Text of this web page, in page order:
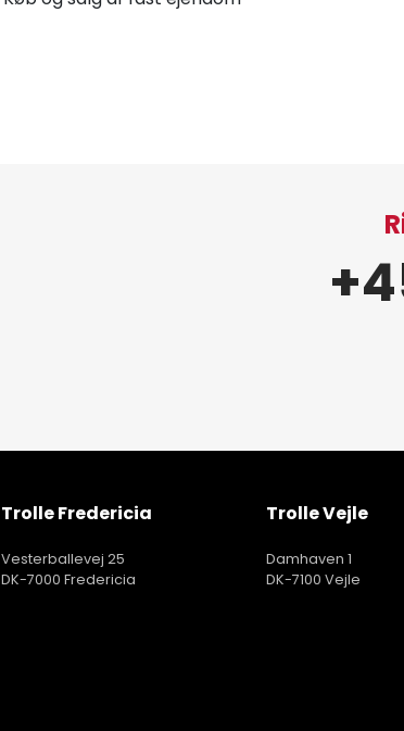
Trolle Fredericia
Vesterballevej 25
DK-7000 Fredericia
Trolle Vejle
Damhaven 1
DK-7100 Vejle